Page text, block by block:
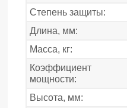
Степень защиты:
Длина, мм:
Масса, кг:
Коэффициент
мощности:
Высота, мм: